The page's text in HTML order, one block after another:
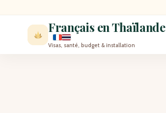
Français en Thaïlande
Visas, santé, budget & installation